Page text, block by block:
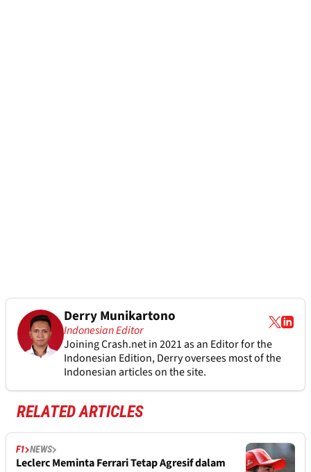
Derry Munikartono
Indonesian Editor
Joining Crash.net in 2021 as an Editor for the
Indonesian Edition, Derry oversees most of the
Indonesian articles on the site.
RELATED ARTICLES
F1 NEWS
Leclerc Meminta Ferrari Tetap Agresif dalam